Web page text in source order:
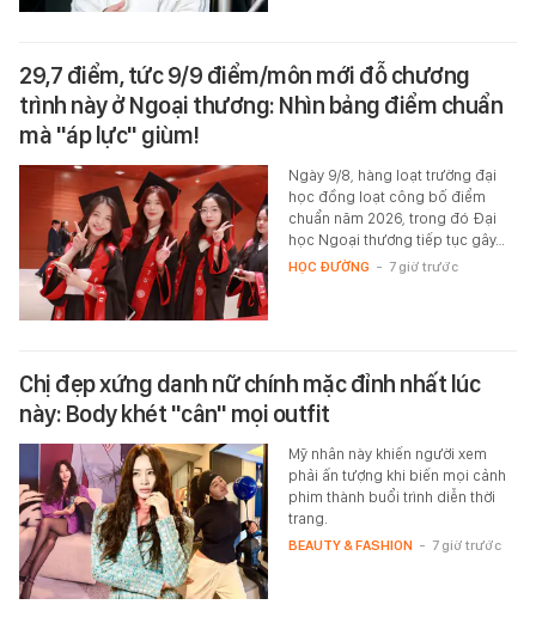
29,7 điểm, tức 9/9 điểm/môn mới đỗ chương
trình này ở Ngoại thương: Nhìn bảng điểm chuẩn
mà "áp lực" giùm!
Ngày 9/8, hàng loạt trường đại
học đồng loạt công bố điểm
chuẩn năm 2026, trong đó Đại
học Ngoại thương tiếp tục gây…
HỌC ĐƯỜNG - 7 giờ trước
Chị đẹp xứng danh nữ chính mặc đỉnh nhất lúc
này: Body khét "cân" mọi outfit
Mỹ nhân này khiến người xem
phải ấn tượng khi biến mọi cảnh
phim thành buổi trình diễn thời
trang.
BEAUTY & FASHION - 7 giờ trước